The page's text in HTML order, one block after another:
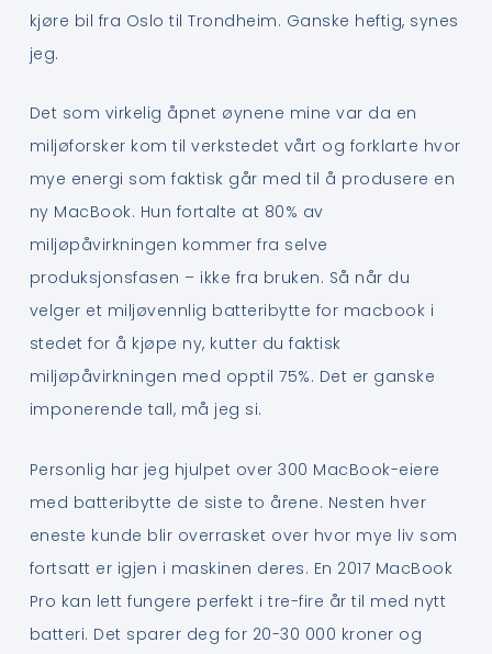
kjøre bil fra Oslo til Trondheim. Ganske heftig, synes
jeg.
Det som virkelig åpnet øynene mine var da en
miljøforsker kom til verkstedet vårt og forklarte hvor
mye energi som faktisk går med til å produsere en
ny MacBook. Hun fortalte at 80% av
miljøpåvirkningen kommer fra selve
produksjonsfasen – ikke fra bruken. Så når du
velger et miljøvennlig batteribytte for macbook i
stedet for å kjøpe ny, kutter du faktisk
miljøpåvirkningen med opptil 75%. Det er ganske
imponerende tall, må jeg si.
Personlig har jeg hjulpet over 300 MacBook-eiere
med batteribytte de siste to årene. Nesten hver
eneste kunde blir overrasket over hvor mye liv som
fortsatt er igjen i maskinen deres. En 2017 MacBook
Pro kan lett fungere perfekt i tre-fire år til med nytt
batteri. Det sparer deg for 20-30 000 kroner og